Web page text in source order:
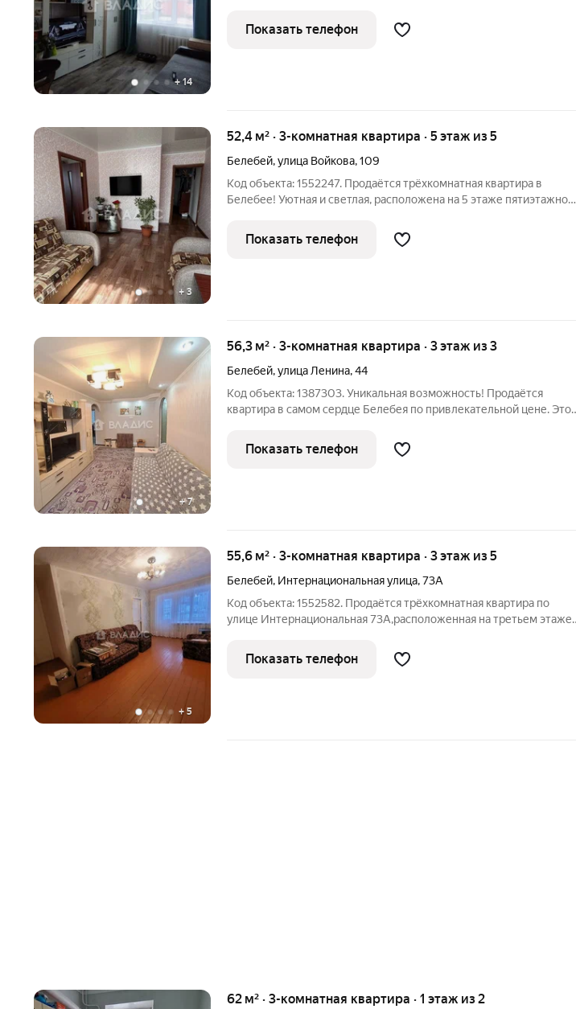
+ 14
Общая площадь квартиры 52,5 кв.м. Продажа за наличные, маткап,
ипотека. Звоните.
Показать телефон
+3
52,4 м² · 3-комнатная квартира · 5 этаж из 5
Белебей,улица Войкова,109
Код объекта: 1552247. Продаётся трёхкомнатная квартира в
Белебее! Уютная и светлая, расположена на 5 этаже пятиэтажного
занимает жилая площадь. Косметический ремонт. Расположение
Показать телефон
+7
56,3 м² · 3-комнатная квартира · 3 этаж из 3
Белебей,улица Ленина,44
Код объекта: 1387303. Уникальная возможность! Продаётся
квартира в самом сердце Белебея по привлекательной цене. Это
каждодневной жизни. Квартира расположена на третьем этаже
кирпичного дома,
Показать телефон
+ 5
55,6 м² · 3-комнатная квартира · 3 этаж из 5
Белебей, Интернациональная улица,73А
Код объекта: 1552582. Продаётся трёхкомнатная квартира по
улице Интернациональная 73А,расположенная на третьем этаже
Развитая инфраструктура: магвзины аптеки, садики, школы.....
Квартира имеет
Показать телефон
62 м² · 3-комнатная квартира · 1 этаж из 2